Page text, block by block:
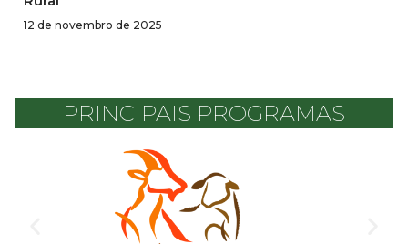
12 de novembro de 2025
PRINCIPAIS PROGRAMAS